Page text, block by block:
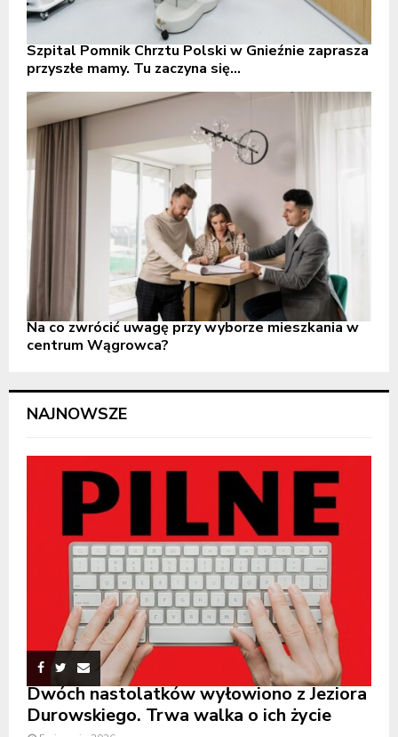
Szpital Pomnik Chrztu Polski w Gnieźnie zaprasza
przyszłe mamy. Tu zaczyna się...
Na co zwrócić uwagę przy wyborze mieszkania w
centrum Wągrowca?
NAJNOWSZE
Dwóch nastolatków wyłowiono z Jeziora
Durowskiego. Trwa walka o ich życie